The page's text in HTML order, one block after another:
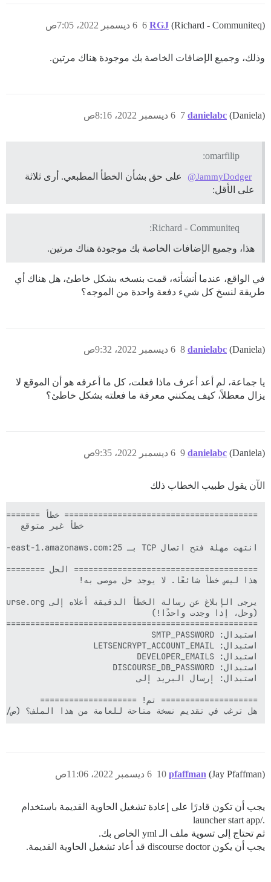
RGJ (Richard - Communiteq) 6 ديسمبر 2022، 7:05ص 6
وذلك، وجميع الإضافات الخاصة بك موجودة هناك مرتين.
danielabc (Daniela) 6 ديسمبر 2022، 8:16ص 7
omarfilip:
@JammyDodger
على حق بشأن الخطأ المطبعي. أرى ثلاثة
على الأقل:
Richard - Communiteq:
هذا، وجميع الإضافات الخاصة بك موجودة هناك مرتين.
في الواقع، عندما أنشأته، قمت بنسخه بشكل خاطئ، هل هناك أي
طريقة لنسخ كل شيء دفعة واحدة من الموجه؟
danielabc (Daniela) 6 ديسمبر 2022، 9:32ص 8
يا جماعة، لم أعد أعرف ماذا فعلت، كل ما أعرفه هو أن الموقع لا
يزال معطلاً، كيف يمكنني معرفة ما فعلته بشكل خاطئ؟
danielabc (Daniela) 6 ديسمبر 2022، 9:35ص 9
الآن يقول طبيب الخطاب ذلك
هل ترغب في تقديم نسخة متاحة للعامة من هذا الملف؟
pfaffman (Jay Pfaffman) 6 ديسمبر 2022، 11:06ص 10
يجب أن تكون قادرًا على إعادة تشغيل الحاوية القديمة باستخدام
./launcher start app
ثم تحتاج إلى تسوية ملف الـ yml الخاص بك.
يجب أن يكون discourse doctor قد أعاد تشغيل الحاوية القديمة.